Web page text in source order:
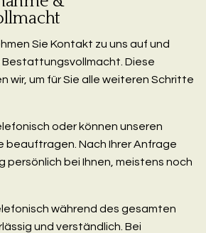
Sie Kontakt zu uns auf und
Diese
wir, um für Sie alle weiteren Schritte
oder können unseren
beauftragen. Nach Ihrer Anfrage
persönlich bei Ihnen, meistens noch
während des gesamten
und verständlich. Bei